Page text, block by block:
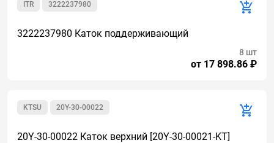
3222237980
ITR
3222237980 Каток поддерживающий
от 17 898.86 ₽
8 шт
20Y-30-00022
KTSU
20Y-30-00022 Каток верхний [20Y-30-00021-KT]